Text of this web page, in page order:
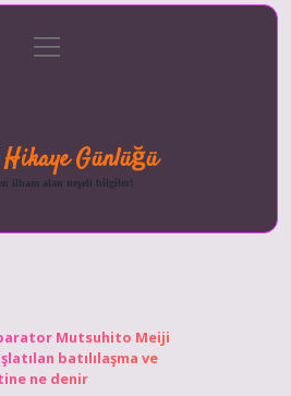
menüyü
aç
Hikaye Günlüğü
ilham alan neşeli bilgiler!
Mutsuhito Meiji
batılılaşma ve
ne denir